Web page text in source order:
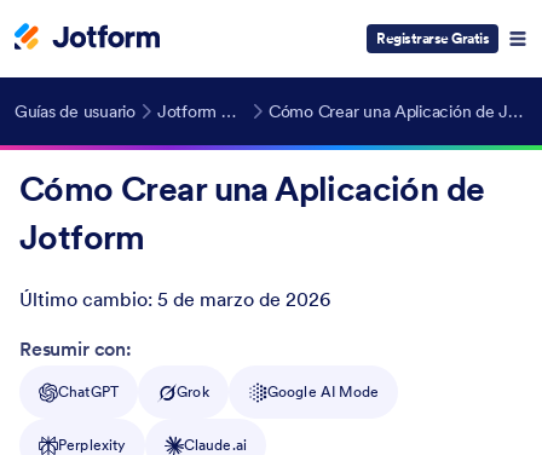
Registrarse Gratis
Guías de usuario Jotform Apps Cómo Crear una Aplicación de Jotform
Cómo Crear una Aplicación de
Jotform
Último cambio: 5 de marzo de 2026
Post ID
Resumir con:
ChatGPT Grok Google AI Mode
Perplexity Claude.ai